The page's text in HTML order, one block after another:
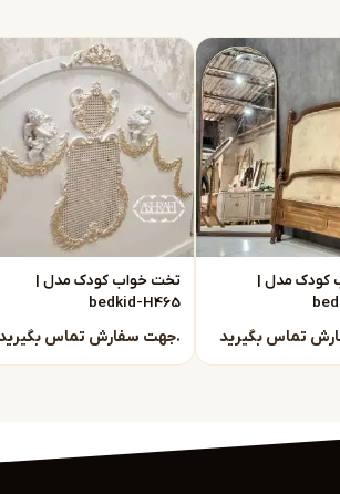
شما ساخته می شود. متریال به
تحریر) برای پایه ها و ستون ها و
نرده ها تمامی از چوب های جنگلی مانند راش گرجستان و چوب روسی و صفحات از مرغوب ترین MDF
این سایت حدود قیمت است و
کودک مدل |
تخت خواب کودک مدل |
bedkid-H465
جهت سفارش تماس بگیرید.